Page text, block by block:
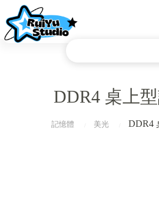
DDR4 桌上
記憶體 美光 DDR4